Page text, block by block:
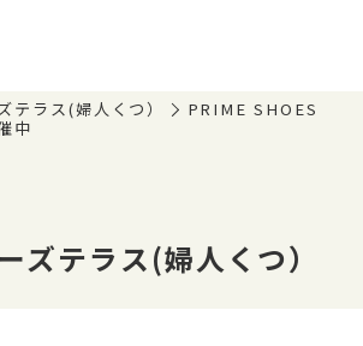
テラス(婦人くつ）
PRIME SHOES
中
ズテラス(婦人くつ）